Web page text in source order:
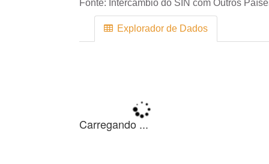
Fonte: Intercâmbio do SIN com Outros
Explorador de Dados